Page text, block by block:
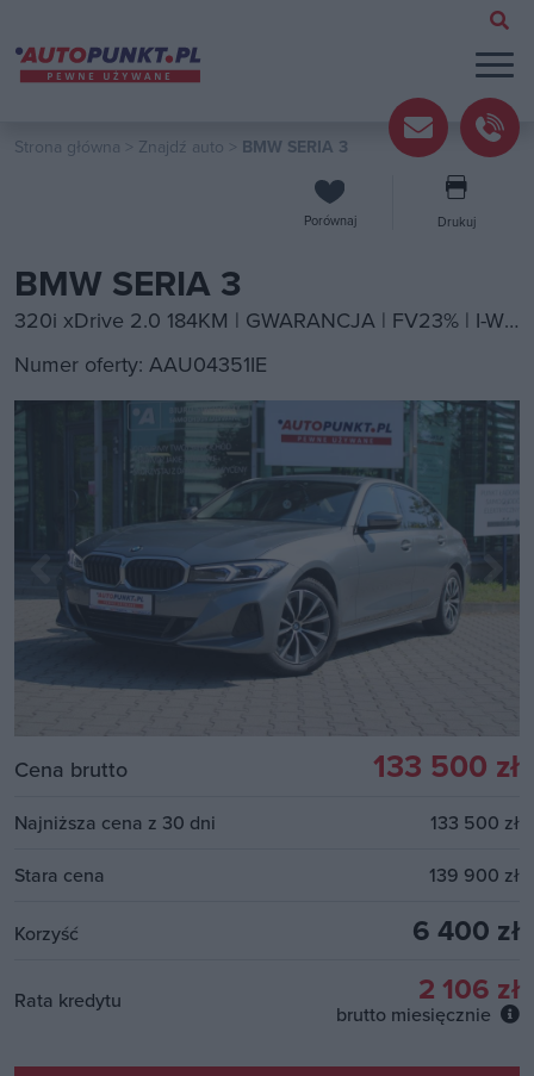
Strona główna > Znajdź auto > BMW SERIA 3
Porównaj Drukuj
BMW SERIA 3
320i xDrive 2.0 184KM | GWARANCJA | FV23% | I-WŁ | ASO | NAVI | LED | BLIS | Podgrzewane Fotele | Tempomat | HUD | Android Auto |
Numer oferty: AAU04351IE
Cena brutto 133 500 zł
Najniższa cena z 30 dni
133 500 zł
Stara cena
139 900 zł
Korzyść 6 400 zł
Rata kredytu 2 106 zł
brutto miesięcznie